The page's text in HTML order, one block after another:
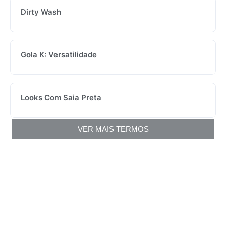
Dirty Wash
Gola K: Versatilidade
Looks Com Saia Preta
VER MAIS TERMOS